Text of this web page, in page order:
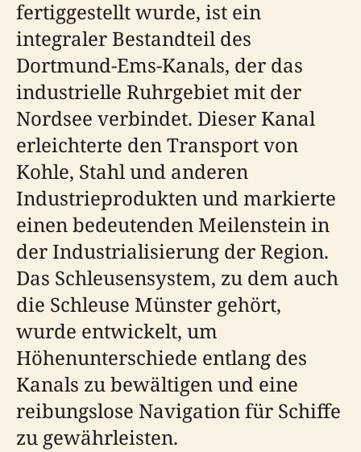
fertiggestellt wurde, ist ein
integraler Bestandteil des
Dortmund-Ems-Kanals, der das
industrielle Ruhrgebiet mit der
Nordsee verbindet. Dieser Kanal
erleichterte den Transport von
Kohle, Stahl und anderen
Industrieprodukten und markierte
einen bedeutenden Meilenstein in
der Industrialisierung der Region.
Das Schleusensystem, zu dem auch
die Schleuse Münster gehört,
wurde entwickelt, um
Höhenunterschiede entlang des
Kanals zu bewältigen und eine
reibungslose Navigation für Schiffe
zu gewährleisten.